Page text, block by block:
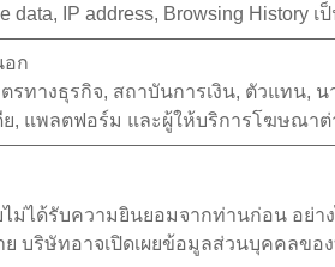
data, IP address, Browsing History เ
ก
รทางธุรกิจ, สถาบันการเงิน, ตัวแทน,
ย, แพลตฟอร์ม และผู้ให้บริการโฆษณาต่
ด้รับความยินยอมจากท่านก่อน อย่าง
บริษัทอาจเปิดเผยข้อมูลส่วนบุคคลข